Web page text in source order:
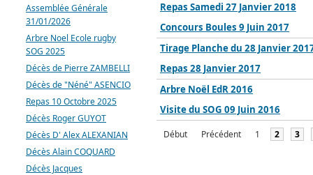
Repas Samedi 27 Janvier 2018
Concours Boules 9 Juin 2017
Tirage Planche du 28 Janvier
Repas 28 Janvier 2017
Arbre Noël EdR 2016
Visite du SOG 09 Juin 2016
Début Précédent 1 2 3
Assemblée Générale
31/01/2026
Arbre Noel Ecole rugby
SOG 2025
Décès de Pierre ZAMBELLI
Décès de "Néné" ASENCIO
Repas 10 Octobre 2025
Décès Roger GUYOT
Décès D' Alex ALEXANIAN
Décès Alain COQUARD
Décès Jacques